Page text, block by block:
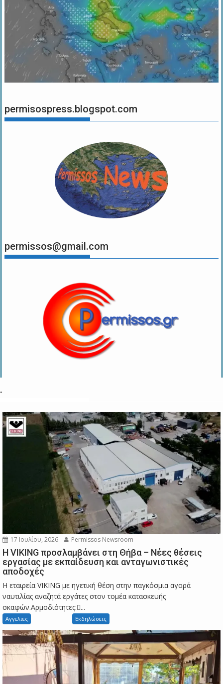
permisospress.blogspot.com
permissos@gmail.com
.
17 Ιουλίου, 2026 Permissos Newsroom
Η VIKING προσλαμβάνει στη Θήβα – Νέες θέσεις
εργασίας με εκπαίδευση και ανταγωνιστικές
αποδοχές
Η εταιρεία VIKING με ηγετική θέση στην παγκόσμια αγορά
ναυτιλίας αναζητά εργάτες στον τομέα κατασκευής
σκαφών.Αρμοδιότητες:...
Αγγελιες Εκδηλώσεις